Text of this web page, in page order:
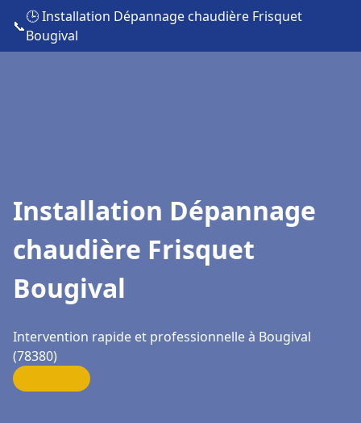
📞
🕒 Installation Dépannage chaudière Frisquet
Bougival
Installation Dépannage
chaudière Frisquet
Bougival
Intervention rapide et professionnelle à Bougival
(78380)